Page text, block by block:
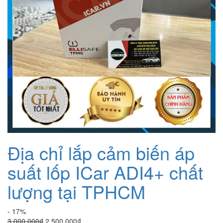
Địa chỉ lắp cảm biến áp
suất lốp ICar ADI4+ chất
lượng tại TPHCM
- 17%
Giá
Giá